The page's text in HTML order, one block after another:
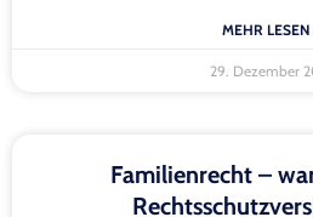
MEHR LESEN
29. Dezember
Familienrecht –